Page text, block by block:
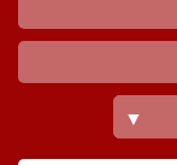
▼